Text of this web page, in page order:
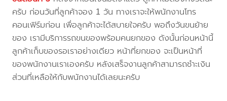
ครับ ก่อนวันที่ลูกค้าจอง 1 วัน ทางเราจะให้พนักงานโทร
คอนเฟิร์มก่อน เพื่อลูกค้าจะได้สบายใจครับ พอถึงวันขนย้าย
ของ เรามีบริการรถขนของพร้อมคนยกของ ดังนั้นก่อนหน้านี้
ลูกค้าเก็บของรอเราอย่างเดียว หน้าที่ยกของ จะเป็นหน้าที่
ของพนักงานเราเองครับ หลังเสร็จงานลูกค้าสามารถชำะเงิน
ส่วนที่เหลือให้กับพนักงานได้เลยนะครับ